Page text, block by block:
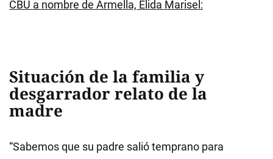
CBU a nombre de Armella, Elida Marisel:
Situación de la familia y
desgarrador relato de la
madre
“Sabemos que su padre salió temprano para